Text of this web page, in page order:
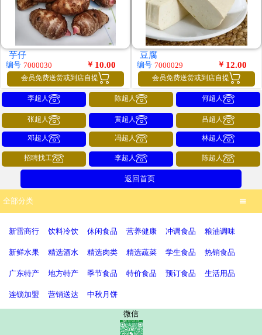
芋仔
编号 7000030 ￥ 10.00
会员免费送货或到店自提 
豆腐
编号 7000029 ￥ 12.00
会员免费送货或到店自提 
李超人 陈超人 何超人
张超人 黄超人 吕超人
邓超人 冯超人 林超人
招聘找工 李超人 陈超人
返回首页
全部分类 
新雷商行 饮料冷饮 休闲食品 营养健康 冲调食品 粮油调味
新鲜水果 精选酒水 精选肉类 精选蔬菜 学生食品 热销食品
广东特产 地方特产 季节食品 特价食品 预订食品 生活用品
连锁加盟 营销送达 中秋月饼
微信